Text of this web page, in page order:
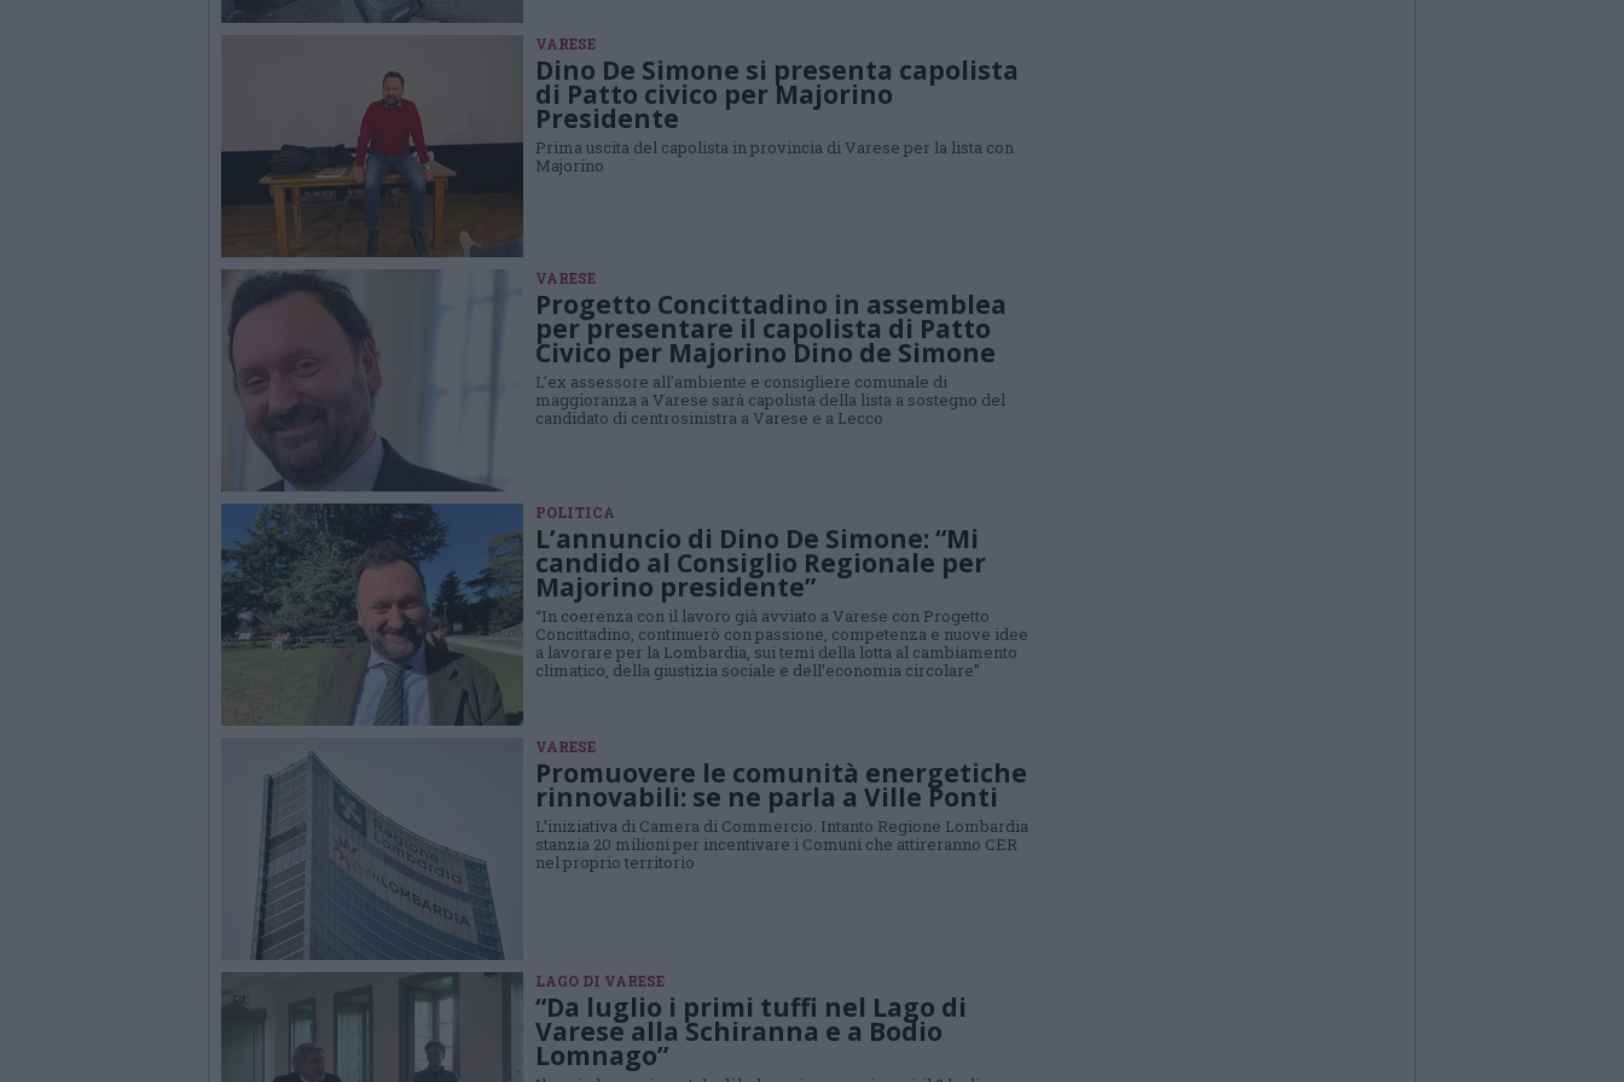
VARESE
Dino De Simone si presenta capolista
di Patto civico per Majorino
Presidente
Prima uscita del capolista in provincia di Varese per la lista con
Majorino
VARESE
Progetto Concittadino in assemblea
per presentare il capolista di Patto
Civico per Majorino Dino de Simone
L’ex assessore all’ambiente e consigliere comunale di
maggioranza a Varese sarà capolista della lista a sostegno del
candidato di centrosinistra a Varese e a Lecco
POLITICA
L’annuncio di Dino De Simone: “Mi
candido al Consiglio Regionale per
Majorino presidente”
“In coerenza con il lavoro già avviato a Varese con Progetto
Concittadino, continuerò con passione, competenza e nuove idee
a lavorare per la Lombardia, sui temi della lotta al cambiamento
climatico, della giustizia sociale e dell’economia circolare”
VARESE
Promuovere le comunità energetiche
rinnovabili: se ne parla a Ville Ponti
L’iniziativa di Camera di Commercio. Intanto Regione Lombardia
stanzia 20 milioni per incentivare i Comuni che attireranno CER
nel proprio territorio
LAGO DI VARESE
“Da luglio i primi tuffi nel Lago di
Varese alla Schiranna e a Bodio
Lomnago”